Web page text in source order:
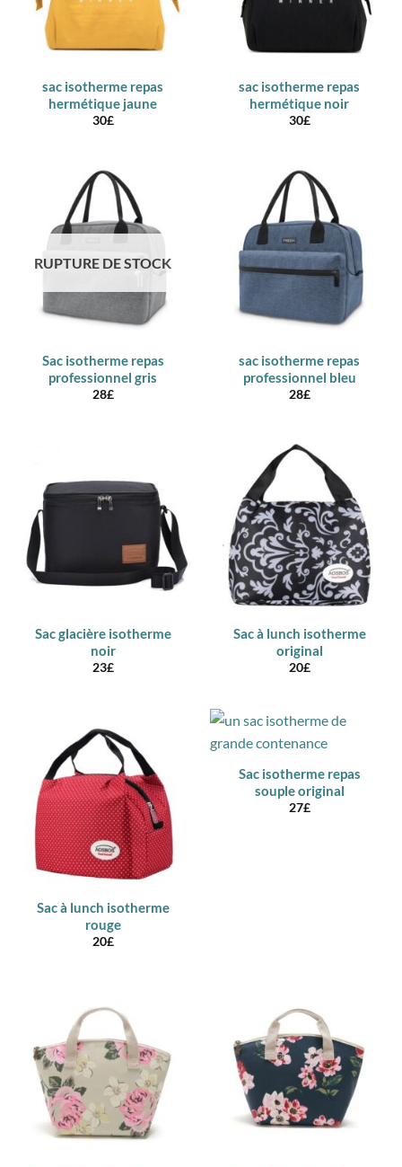
sac isotherme repas
hermétique jaune
30£
sac isotherme repas
hermétique noir
30£
RUPTURE DE STOCK
Sac isotherme repas
professionnel gris
28£
sac isotherme repas
professionnel bleu
28£
Sac glacière isotherme
noir
23£
Sac à lunch isotherme
original
20£
Sac à lunch isotherme
rouge
20£
Sac isotherme repas
souple original
27£